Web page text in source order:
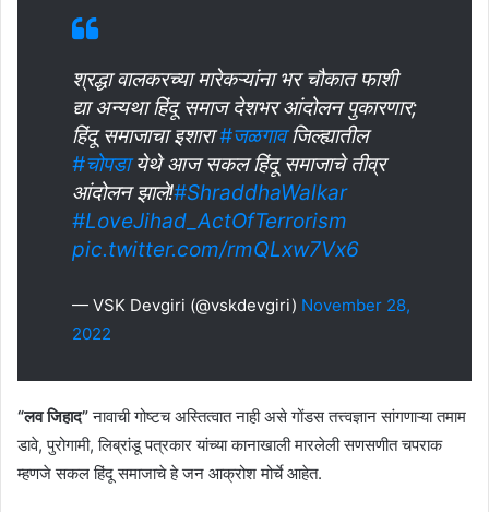
श्रद्धा वालकरच्या मारेकऱ्यांना भर चौकात फाशी
द्या अन्यथा हिंदू समाज देशभर आंदोलन पुकारणार;
हिंदू समाजाचा इशारा#जळगावजिल्ह्यातील
#चोपडायेथे आज सकल हिंदू समाजाचे तीव्र
आंदोलन झाले!#ShraddhaWalkar
#LoveJihad_ActOfTerrorism
pic.twitter.com/rmQLxw7Vx6
— VSK Devgiri (@vskdevgiri) November 28,
2022
“लव जिहाद”नावाची गोष्टच अस्तित्वात नाही असे गोंडस तत्त्वज्ञान सांगणाऱ्या तमाम
डावे, पुरोगामी, लिब्रांडू पत्रकार यांच्या कानाखाली मारलेली सणसणीत चपराक
म्हणजे सकल हिंदू समाजाचे हे जन आक्रोश मोर्चे आहेत.